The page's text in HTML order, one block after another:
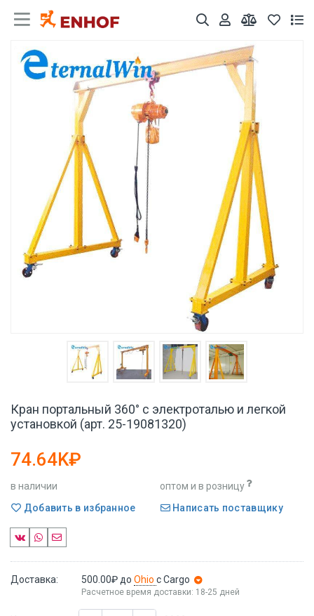
Кран портальный 360° с электроталью и легкой
установкой (арт. 25-19081320)
74.64K₽
в наличии
оптом и в розницу
Добавить в избранное
Написать поставщику
Доставка: 500.00₽ до Ohio с Cargo
Расчетное время доставки: 18-25 дней